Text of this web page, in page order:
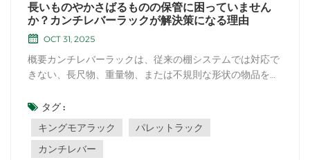
長いものやかさばるものの保管に困っていません
か？カンチレバーラックが解決策になる理由
OCT 31, 2025
概要カンチレバーラックは、従来の棚システムでは対応で
きない、長尺物、重量物、または不規則な形状の物品を収
倉庫、工業施設、小売スペースなどでよく見られるこのラ
ックは、柔軟性、耐久性、そしてスペース効率を重視して
います。しかし、一体何が優れているのでし...
タグ :
キングモアラック
パレットラック
カンチレバー